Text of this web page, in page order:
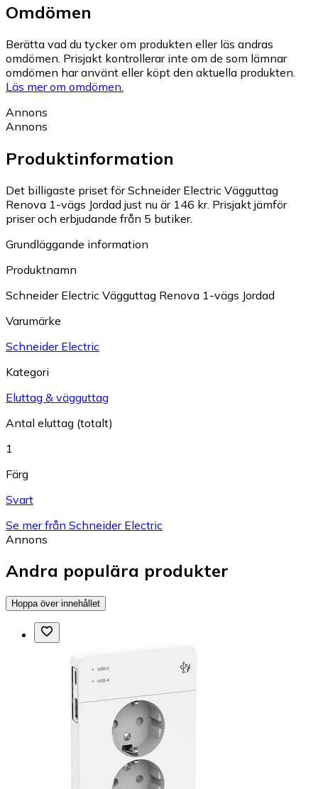
Omdömen
Berätta vad du tycker om produkten eller läs andras
omdömen. Prisjakt kontrollerar inte om de som lämnar
omdömen har använt eller köpt den aktuella produkten.
Läs mer om omdömen.
Annons
Annons
Produktinformation
Det billigaste priset för Schneider Electric Vägguttag
Renova 1-vägs Jordad just nu är 146 kr. Prisjakt jämför
priser och erbjudande från 5 butiker.
Grundläggande information
Produktnamn
Schneider Electric Vägguttag Renova 1-vägs Jordad
Varumärke
Schneider Electric
Kategori
Eluttag & vägguttag
Antal eluttag (totalt)
1
Färg
Svart
Se mer från Schneider Electric
Annons
Andra populära produkter
Hoppa över innehållet